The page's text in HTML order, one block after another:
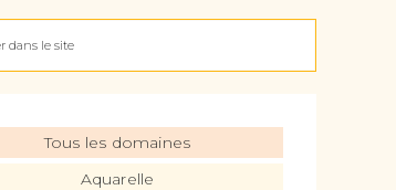
Tous les domaines
Aquarelle